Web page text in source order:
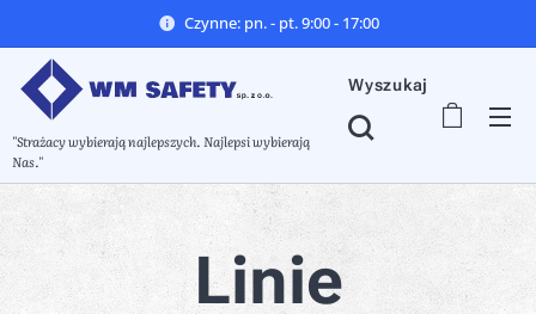
Czynne: pn. - pt. 9:00 - 17:00
"Strażacy wybierają najlepszych. Najlepsi wybierają
Nas."
Wyszukaj
Linie